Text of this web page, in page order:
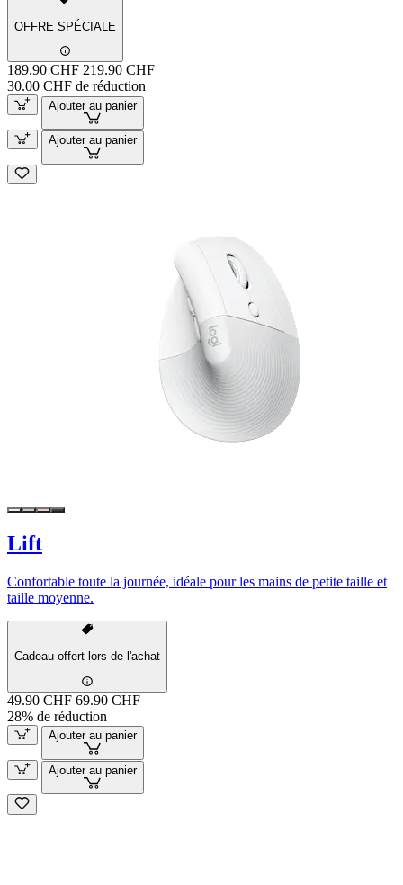
OFFRE SPÉCIALE
189.90 CHF 219.90 CHF
30.00 CHF de réduction
Ajouter au panier
Ajouter au panier
Lift
Confortable toute la journée, idéale pour les mains de petite taille et
taille moyenne.
Cadeau offert lors de l'achat
49.90 CHF 69.90 CHF
28% de réduction
Ajouter au panier
Ajouter au panier